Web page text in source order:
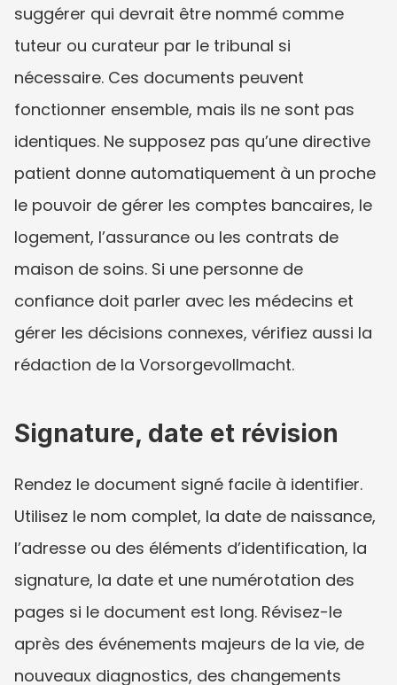
suggérer qui devrait être nommé comme
tuteur ou curateur par le tribunal si
nécessaire. Ces documents peuvent
fonctionner ensemble, mais ils ne sont pas
identiques. Ne supposez pas qu’une directive
patient donne automatiquement à un proche
le pouvoir de gérer les comptes bancaires, le
logement, l’assurance ou les contrats de
maison de soins. Si une personne de
confiance doit parler avec les médecins et
gérer les décisions connexes, vérifiez aussi la
rédaction de la Vorsorgevollmacht.
Signature, date et révision
Rendez le document signé facile à identifier.
Utilisez le nom complet, la date de naissance,
l’adresse ou des éléments d’identification, la
signature, la date et une numérotation des
pages si le document est long. Révisez-le
après des événements majeurs de la vie, de
nouveaux diagnostics, des changements